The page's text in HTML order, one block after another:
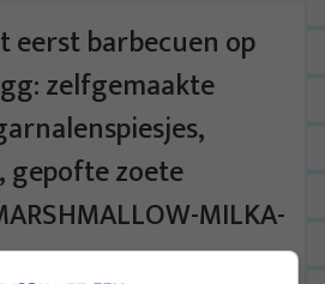
eerst barbecuen op
zelfgemaakte
gepofte zoete
MILKA-